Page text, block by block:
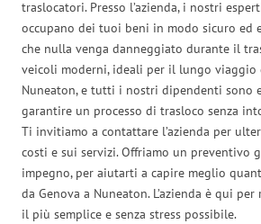
traslocatori. Presso l’azienda, i nostri
occupano dei tuoi beni in modo sicuro ed
che nulla venga danneggiato durante il
veicoli moderni, ideali per il lungo viaggio
Nuneaton, e tutti i nostri dipendenti sono
garantire un processo di trasloco senza
Ti invitiamo a contattare l’azienda per
costi e sui servizi. Offriamo un preventivo
impegno, per aiutarti a capire meglio
da Genova a Nuneaton. L’azienda è qui
il più semplice e senza stress possibile.